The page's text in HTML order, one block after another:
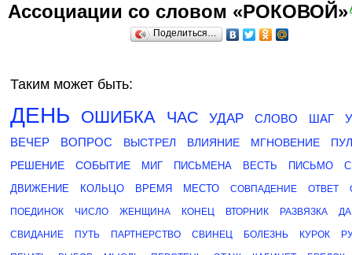
Ассоциации со словом «РОКОВОЙ»
Поделиться…
Таким может быть:
ДЕНЬ ОШИБКА ЧАС УДАР СЛОВО ШАГ
ВЕЧЕР
ВОПРОС ВЫСТРЕЛ ВЛИЯНИЕ МГНОВЕНИЕ
РЕШЕНИЕ
СОБЫТИЕ МИГ ПИСЬМЕНА ВЕСТЬ ПИСЬМО
ДВИЖЕНИЕ
КОЛЬЦО ВРЕМЯ МЕСТО СОВПАДЕНИЕ ОТВЕТ
ПОЕДИНОК ЧИСЛО ЖЕНЩИНА КОНЕЦ ВТОРНИК РАЗВЯЗКА
СВИДАНИЕ ПУТЬ ПАРТНЕРСТВО СВИНЕЦ БОЛЕЗНЬ КУРОК